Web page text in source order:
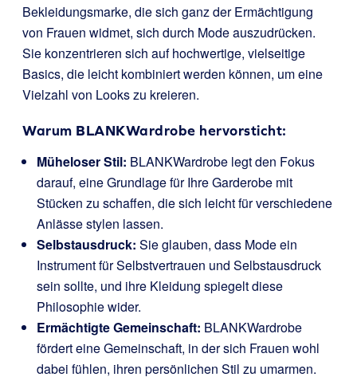
Bekleidungsmarke, die sich ganz der Ermächtigung
von Frauen widmet, sich durch Mode auszudrücken.
Sie konzentrieren sich auf hochwertige, vielseitige
Basics, die leicht kombiniert werden können, um eine
Vielzahl von Looks zu kreieren.
Warum BLANKWardrobe hervorsticht:
Müheloser Stil: BLANKWardrobe legt den Fokus
darauf, eine Grundlage für Ihre Garderobe mit
Stücken zu schaffen, die sich leicht für verschiedene
Anlässe stylen lassen.
Selbstausdruck: Sie glauben, dass Mode ein
Instrument für Selbstvertrauen und Selbstausdruck
sein sollte, und ihre Kleidung spiegelt diese
Philosophie wider.
Ermächtigte Gemeinschaft: BLANKWardrobe
fördert eine Gemeinschaft, in der sich Frauen wohl
dabei fühlen, ihren persönlichen Stil zu umarmen.